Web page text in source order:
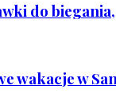
do
wakacje w